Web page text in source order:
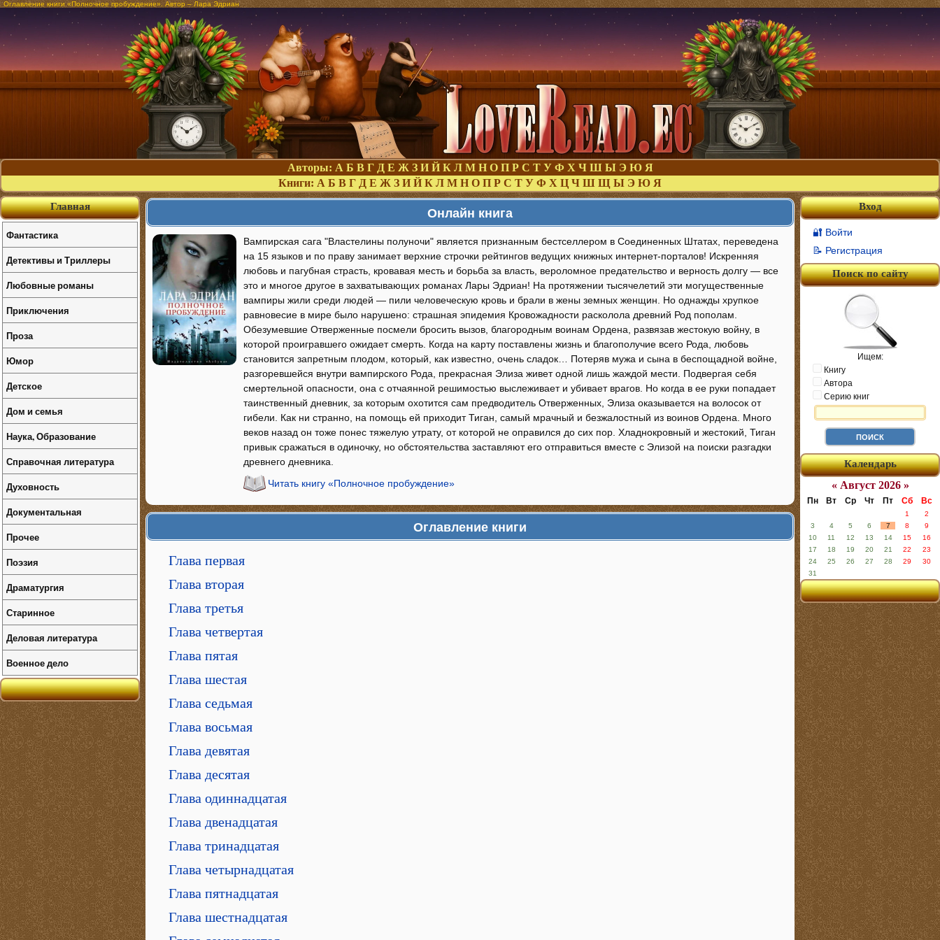
Оглавление книги «Полночное пробуждение». Автор – Лара Эдриан
Авторы: А Б В Г Д Е Ж З И Й К Л М Н О П Р С Т У Ф Х Ч Ш Ы Э Ю Я
Книги: А Б В Г Д Е Ж З И Й К Л М Н О П Р С Т У Ф Х Ц Ч Ш Щ Ы Э Ю Я
Онлайн книга
Вампирская сага "Властелины полуночи" является признанным бестселлером в Соединенных Штатах, переведена
на 15 языков и по праву занимает верхние строчки рейтингов ведущих книжных интернет-порталов! Искренняя
любовь и пагубная страсть, кровавая месть и борьба за власть, вероломное предательство и верность долгу — все
это и многое другое в захватывающих романах Лары Эдриан! На протяжении тысячелетий эти могущественные
вампиры жили среди людей — пили человеческую кровь и брали в жены земных женщин. Но однажды хрупкое
равновесие в мире было нарушено: страшная эпидемия Кровожадности расколола древний Род пополам.
Обезумевшие Отверженные посмели бросить вызов, благородным воинам Ордена, развязав жестокую войну, в
которой проигравшего ожидает смерть. Когда на карту поставлены жизнь и благополучие всего Рода, любовь
становится запретным плодом, который, как известно, очень сладок… Потеряв мужа и сына в беспощадной войне,
разгоревшейся внутри вампирского Рода, прекрасная Элиза живет одной лишь жаждой мести. Подвергая себя
смертельной опасности, она с отчаянной решимостью выслеживает и убивает врагов. Но когда в ее руки попадает
таинственный дневник, за которым охотится сам предводитель Отверженных, Элиза оказывается на волосок от
гибели. Как ни странно, на помощь ей приходит Тиган, самый мрачный и безжалостный из воинов Ордена. Много
веков назад он тоже понес тяжелую утрату, от которой не оправился до сих пор. Хладнокровный и жестокий, Тиган
привык сражаться в одиночку, но обстоятельства заставляют его отправиться вместе с Элизой на поиски разгадки
древнего дневника.
Читать книгу «Полночное пробуждение»
Оглавление книги
Глава первая
Глава вторая
Глава третья
Глава четвертая
Глава пятая
Глава шестая
Глава седьмая
Глава восьмая
Глава девятая
Глава десятая
Глава одиннадцатая
Глава двенадцатая
Глава тринадцатая
Глава четырнадцатая
Глава пятнадцатая
Глава шестнадцатая
Вход
🔐 Войти
📝 Регистрация
Поиск по сайту
Ищем:
Книгу
Автора
Серию книг
Календарь
« Август 2026 »
Пн Вт Ср Чт Пт Сб Вс
1
2
3
4 5 6 7 8
9
10
11 12 13 14 15
16
17
18 19 20 21 22
23
24
25 26 27 28 29
30
31
Главная
Фантастика
Детективы и Триллеры
Любовные романы
Приключения
Проза
Юмор
Детское
Дом и семья
Наука, Образование
Справочная литература
Духовность
Документальная
Прочее
Поэзия
Драматургия
Старинное
Деловая литература
Военное дело